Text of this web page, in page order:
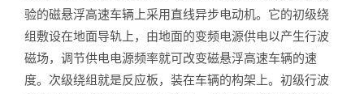
验的磁悬浮高速车辆上采用直线异步电动机。它的初级绕
组敷设在地面导轨上，由地面的变频电源供电以产生行波
磁场，调节供电电源频率就可改变磁悬浮高速车辆的速
度。次级绕组就是反应板，装在车辆的构架上。初级行波